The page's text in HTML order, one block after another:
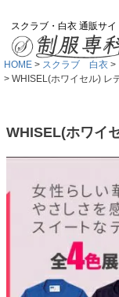
スクラブ・白衣 通販サイ
HOME スクラブ 白衣
WHISEL(ホワイセル) レ
WHISEL(ホワイ